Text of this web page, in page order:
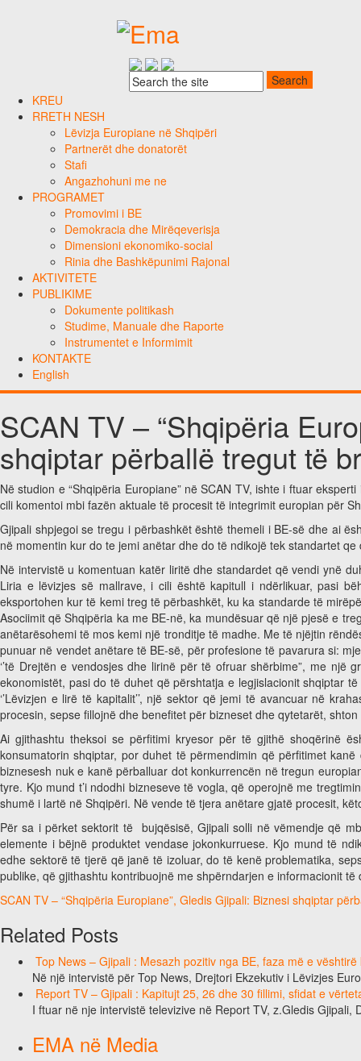
KREU
RRETH NESH
Lëvizja Europiane në Shqipëri
Partnerët dhe donatorët
Stafi
Angazhohuni me ne
PROGRAMET
Promovimi i BE
Demokracia dhe Mirëqeverisja
Dimensioni ekonomiko-social
Rinia dhe Bashkëpunimi Rajonal
AKTIVITETE
PUBLIKIME
Dokumente politikash
Studime, Manuale dhe Raporte
Instrumentet e Informimit
KONTAKTE
English
SCAN TV – “Shqipëria
shqiptar përballë tregut të
Në studion e “Shqipëria Europiane” në SCAN TV, ishte i ftuar
cili komentoi mbi fazën aktuale të procesit të integrimit europian për
Gjipali shpjegoi se tregu i përbashkët është themeli i BE-së dhe ai
në momentin kur do te jemi anëtar dhe do të ndikojë tek standartet
Në intervistë u komentuan katër liritë dhe standardet që vendi ynë
Liria e lëvizjes së mallrave, i cili është kapitull i ndërlikuar, pasi
eksportohen kur të kemi treg të përbashkët, ku ka standarde të
Asociimit që Shqipëria ka me BE-në, ka mundësuar që një pjesë e
anëtarësohemi të mos kemi një tronditje të madhe. Me të njëjtin
punuar në vendet anëtare të BE-së, për profesione të pavarura si:
‘’të Drejtën e vendosjes dhe lirinë për të ofruar shërbime”, me
ekonomistët, pasi do të duhet që përshtatja e legjislacionit shqiptar
‘’Lëvizjen e lirë të kapitalit’’, një sektor që jemi të avancuar në
procesin, sepse fillojnë dhe benefitet për bizneset dhe qytetarët,
Ai gjithashtu theksoi se përfitimi kryesor për të gjithë shoqërinë
konsumatorin shqiptar, por duhet të përmendimin që përfitimet
biznesesh nuk e kanë përballuar dot konkurrencën në tregun
tyre. Kjo mund t’i ndodhi bizneseve të vogla, që operojnë me
shumë i lartë në Shqipëri. Në vende të tjera anëtare gjatë procesit,
Për sa i përket sektorit të bujqësisë, Gjipali solli në vëmendje që
elemente i bëjnë produktet vendase jokonkurruese. Kjo mund të
edhe sektorë të tjerë që janë të izoluar, do të kenë problematika,
publike, që gjithashtu kontribuojnë me shpërndarjen e informacionit
SCAN TV – “Shqipëria Europiane”, Gledis Gjipali: Biznesi shqiptar
Related Posts
Top News – Gjipali : Mesazh pozitiv nga BE, faza më e
Në një intervistë për Top News, Drejtori Ekzekutiv i Lëvizjes
Report TV – Gjipali : Kapitujt 25, 26 dhe 30 fillimi, sfidat e
I ftuar në nje intervistë televizive në Report TV, z.Gledis Gjipali,
EMA në Media